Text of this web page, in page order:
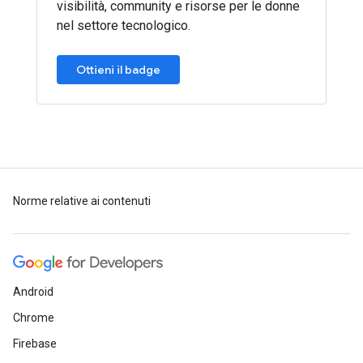
visibilità, community e risorse per le donne
nel settore tecnologico.
Ottieni il badge
Norme relative ai contenuti
Android
Chrome
Firebase